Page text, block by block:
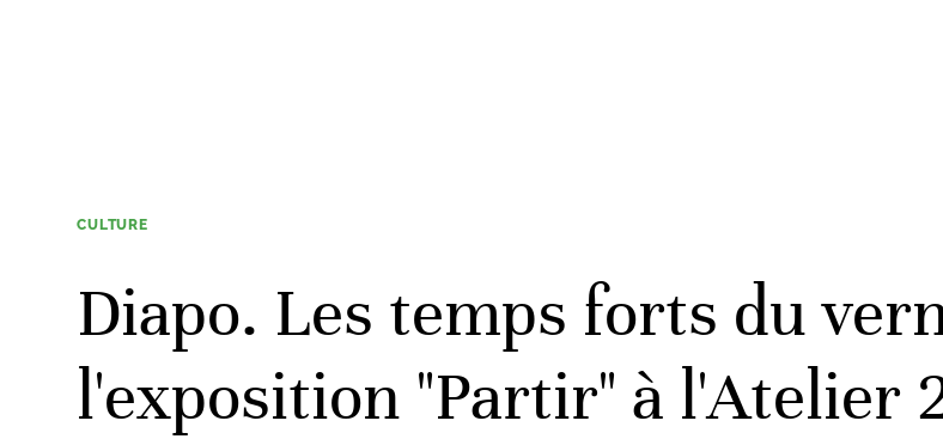
CULTURE
Diapo. Les temps forts du
l'exposition "Partir" à l'Atelier